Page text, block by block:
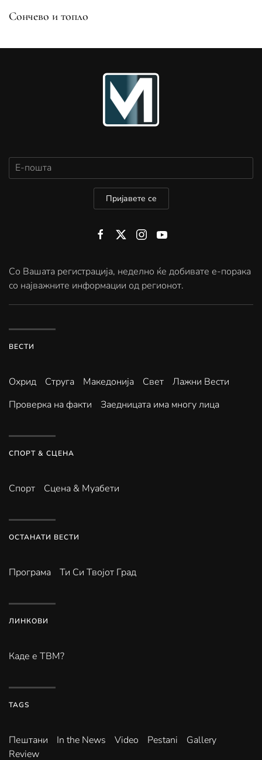
Сончево и топло
Пријавете се
Со Вашата регистрација, неделно ќе добивате е-порака
со најважните информации од регионот.
ВЕСТИ
Охрид Струга Македонија Свет
Лажни Вести
Проверка на факти
Заедницата има многу лица
СПОРТ & СЦЕНА
Спорт Сцена & Муабети
ОСТАНАТИ ВЕСТИ
Програма Ти Си Твојот Град
ЛИНКОВИ
Каде е ТВМ?
TAGS
Пештани In the News Video Pestani
Gallery
Review